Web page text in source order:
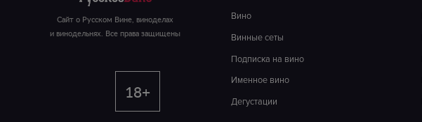
Вино
Винные сеты
Подписка на вино
Именное вино
Дегустации
Сайт о Русском Вине, виноделах
и винодельнях. Все права защищены
18+